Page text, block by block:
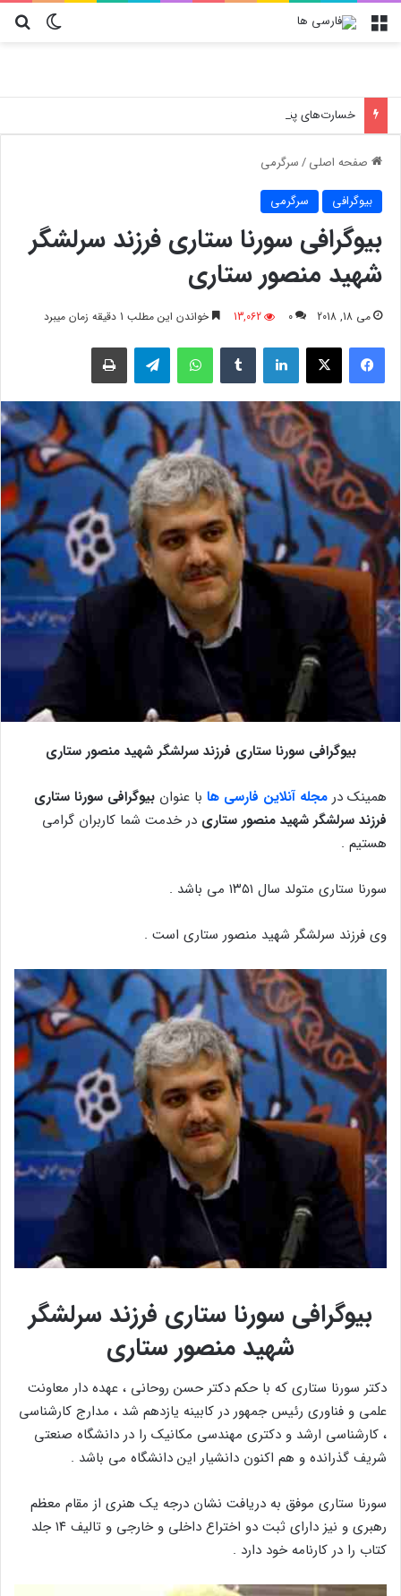
تغییر منو
خسارت‌های پنهان فروشگاه‌ها؛ چرا انتخاب کارتن پستی حیاتی است؟
صفحه اصلی/سرگرمی
بیوگرافی سرگرمی
بیوگرافی سورنا ستاری فرزند سرلشگر
شهید منصور ستاری
می 18, 2018 0
13,062 خواندن این مطلب 1 دقیقه زمان میبرد
فیسبوک لینکدین واتس آپ
بیوگرافی سورنا ستاری فرزند سرلشگر شهید منصور ستاری
همینک در مجله آنلاین فارسی ها با عنوان بیوگرافی سورنا ستاری
فرزند سرلشگر شهید منصور ستاری در خدمت شما کاربران گرامی
هستیم .
سورنا ستاری متولد سال ۱۳۵۱ می باشد .
وی فرزند سرلشگر شهید منصور ستاری است .
بیوگرافی سورنا ستاری فرزند سرلشگر
شهید منصور ستاری
دکتر سورنا ستاری که با حکم دکتر حسن روحانی ، عهده دار معاونت
علمی و فناوری رئیس جمهور در کابینه یازدهم شد ، مدارج کارشناسی
، کارشناسی ارشد و دکتری مهندسی مکانیک را در دانشگاه صنعتی
شریف گذرانده و هم اکنون دانشیار این دانشگاه می باشد .
سورنا ستاری موفق به دریافت نشان درجه یک هنری از مقام معظم
رهبری و نیز دارای ثبت دو اختراع داخلی و خارجی و تالیف ۱۴ جلد
کتاب را در کارنامه خود دارد .